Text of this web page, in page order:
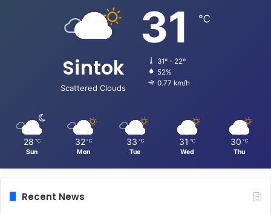
Sintok
Scattered Clouds
31 ℃
31º - 22º
52%
0.77 km/h
28 ℃
Sun
32 ℃
Mon
33 ℃
Tue
31 ℃
Wed
30 ℃
Thu
Recent News